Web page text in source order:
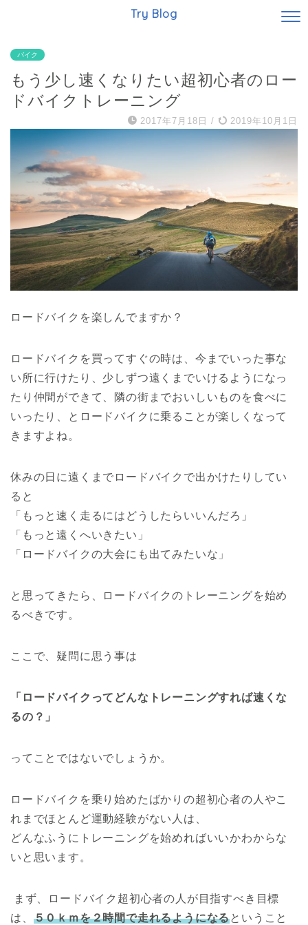
Try Blog
バイク
もう少し速くなりたい超初心者のロー
ドバイクトレーニング
2017年7月18日 / 2019年10月1日
ロードバイクを楽しんでますか？
ロードバイクを買ってすぐの時は、今までいった事な
い所に行けたり、少しずつ遠くまでいけるようになっ
たり仲間ができて、隣の街までおいしいものを食べに
いったり、とロードバイクに乗ることが楽しくなって
きますよね。
休みの日に遠くまでロードバイクで出かけたりしてい
ると
「もっと速く走るにはどうしたらいいんだろ」
「もっと遠くへいきたい」
「ロードバイクの大会にも出てみたいな」
と思ってきたら、ロードバイクのトレーニングを始め
るべきです。
ここで、疑問に思う事は
「ロードバイクってどんなトレーニングすれば速くな
るの？」
ってことではないでしょうか。
ロードバイクを乗り始めたばかりの超初心者の人やこ
れまでほとんど運動経験がない人は、
どんなふうにトレーニングを始めればいいかわからな
いと思います。
まず、ロードバイク超初心者の人が目指すべき目標
は、 ５０ｋｍを２時間で走れるようになるということ